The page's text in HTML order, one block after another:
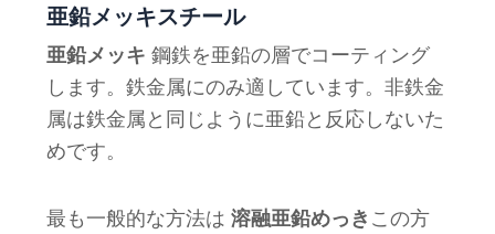
亜鉛メッキスチール
亜鉛メッキ 鋼鉄を亜鉛の層でコーティング
します。鉄金属にのみ適しています。非鉄金
属は鉄金属と同じように亜鉛と反応しないた
めです。
最も一般的な方法は溶融亜鉛めっきこの方